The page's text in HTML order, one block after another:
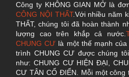
Công ty KHÔNG GIAN MỞ là
CÔNG NỘI THẤT.Với nhiều năm
THẤT, chúng tôi đã hoàn thành
lượng cao trên khắp cả nước.
CHUNG CƯ là một thế mạnh
trình CHUNG CƯ được chúng
như: CHUNG CƯ HIỆN ĐẠI,
CƯ TÂN CỔ ĐIỂN. Mỗi một công